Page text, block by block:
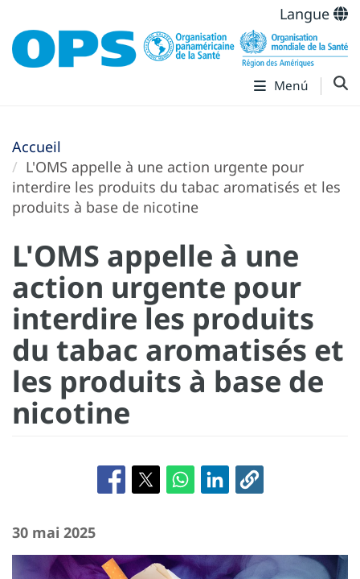
Langue
Menú
Accueil
L'OMS appelle à une action urgente pour
interdire les produits du tabac aromatisés et les
produits à base de nicotine
L'OMS appelle à une
action urgente pour
interdire les produits
du tabac aromatisés et
les produits à base de
nicotine
30 mai 2025